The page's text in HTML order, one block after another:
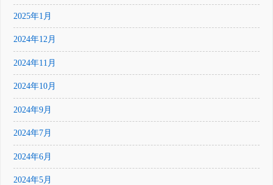
2025年1月
2024年12月
2024年11月
2024年10月
2024年9月
2024年7月
2024年6月
2024年5月